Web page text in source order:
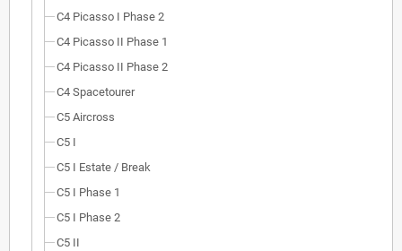
C4 Picasso I Phase 2
C4 Picasso II Phase 1
C4 Picasso II Phase 2
C4 Spacetourer
C5 Aircross
C5 I
C5 I Estate / Break
C5 I Phase 1
C5 I Phase 2
C5 II